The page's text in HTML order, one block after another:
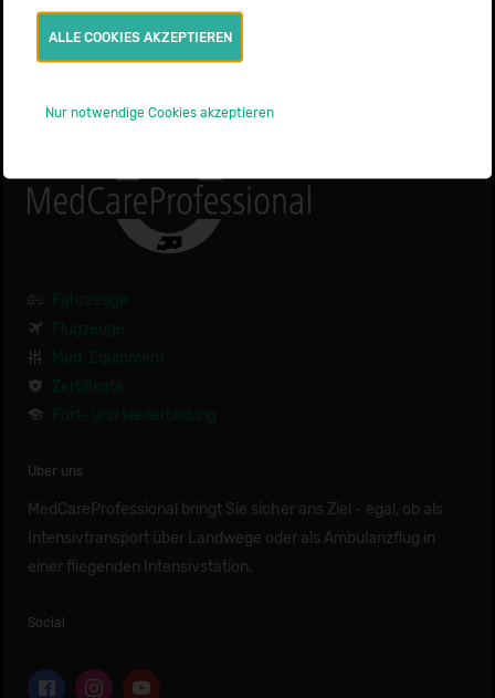
Über uns
MedCareProfessional bringt Sie sicher ans Ziel - egal, ob als
Intensivtransport über Landwege oder als Ambulanzflug in
einer fliegenden Intensivstation.
Social
ALLE COOKIES AKZEPTIEREN
Nur notwendige Cookies akzeptieren